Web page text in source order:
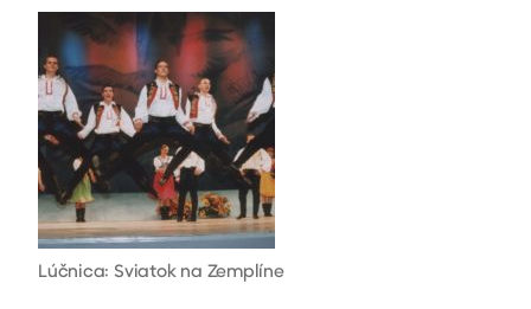
Lúčnica: Sviatok na Zemplíne